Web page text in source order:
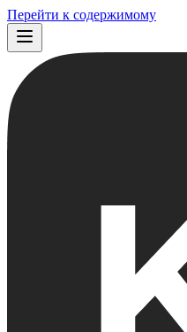
Перейти к содержимому